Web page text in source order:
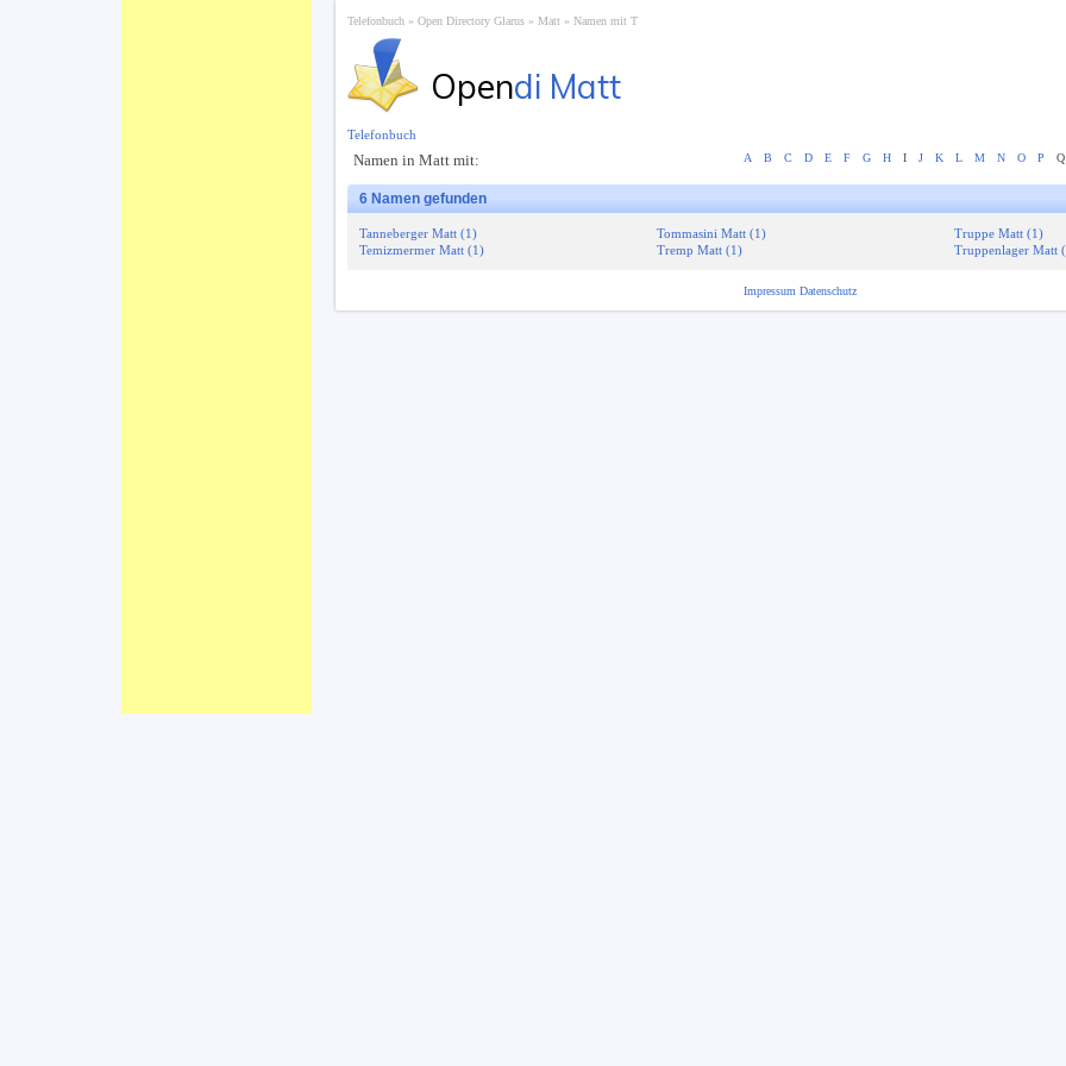
Telefonbuch Open Directory Glarus Matt Namen mit T
Opendi Matt
Namen in Matt mit: A B C D E F G H I J K L M N O P Q
6 Namen gefunden
Tanneberger Matt (1)
Temizmermer Matt (1)
Tommasini Matt (1)
Tremp Matt (1)
Truppe Matt (1)
Truppenlager Matt
Telefonbuch
Impressum Datenschutz